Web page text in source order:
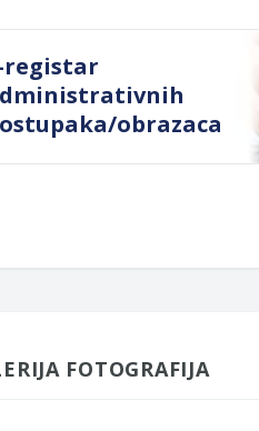
registar
obrazaca
FOTOGRAFIJA